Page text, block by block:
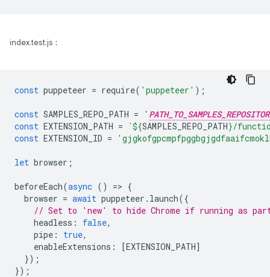
index.test.js：
const puppeteer = require( 'puppeteer' );
const SAMPLES_REPO_PATH = '
const EXTENSION_PATH = `${SAMPLES_REPO_PATH}/
const EXTENSION_ID =
let browser ;
beforeEach(async () => {
browser = await puppeteer . launch({
// Set to 'new' to hide Chrome if running as
headless : false,
pipe : true,
enableExtensions : [EXTENSION_PATH]
});
});